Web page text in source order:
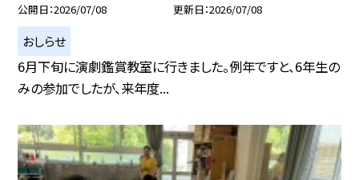
公開日 2026/07/08 更新日 2026/07/08
おしらせ
6月下旬に演劇鑑賞教室に行きました。例年ですと、6年生の
みの参加でしたが、来年度...